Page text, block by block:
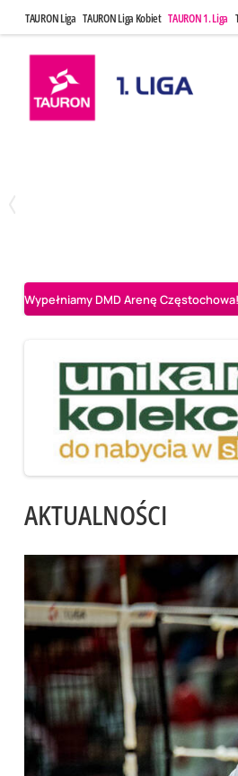
TAURON Liga TAURON Liga Kobiet TAURON 1. Liga
Wypełniamy DMD Arenę
AKTUALNOŚCI